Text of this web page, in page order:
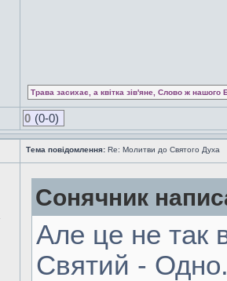
Трава засихає, а квітка зів'яне, Слово ж нашого
0 (0-0)
Тема повідомлення: Re: Молитви до Святого Духа
Сонячник
Але це не так
Святий -